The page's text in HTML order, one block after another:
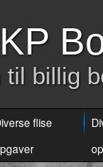
KP
til billig
flise